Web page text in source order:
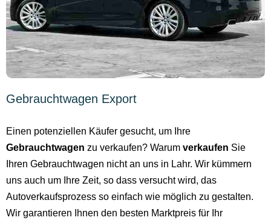
Gebrauchtwagen Export
Einen potenziellen Käufer gesucht, um Ihre
Gebrauchtwagen zu verkaufen? Warum verkaufen Sie
Ihren Gebrauchtwagen nicht an uns in Lahr. Wir kümmern
uns auch um Ihre Zeit, so dass versucht wird, das
Autoverkaufsprozess so einfach wie möglich zu gestalten.
Wir garantieren Ihnen den besten Marktpreis für Ihr